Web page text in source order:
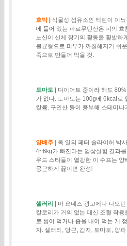
호박 | 식물성 섬유소인 펙틴이 이
에 들어 있는 파르무틴산은 피의
노산이 신체 장기의 활동을 활발하
불균형으로 피부가 까칠해지기 쉬
죽으로 만들어 먹을 것.
토마토 | 다이어트 중이라 해도
가 없다. 토마토는 100g에 6kcal로
칼륨, 구연산 등이 풍부해 스테미
양배추 | 독 일의 페터 슐라이허 박
4~6kg가 빠진다는 임상실험 결과
우드 스타들이 열광한 이 수프는
뭉근하게 끓이면 완성!
셀러리 | 마 요네즈 광고에나 나오
칼로리가 거의 없는 대신 조혈 작
로 씹어 먹거나 즙을 내어 먹는 게
자. 셀러리, 당근, 감자, 토마토, 양